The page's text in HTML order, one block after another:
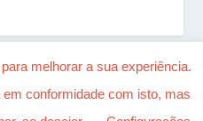
| Alimentado por
melhorar a sua experiência.
conformidade com isto, mas